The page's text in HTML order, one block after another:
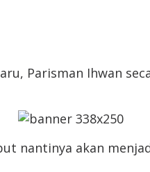
Parisman Ihwan
nantinya akan